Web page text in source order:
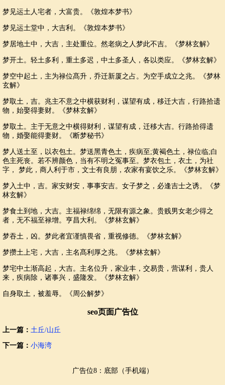
梦见运土人宅者，大富贵。《敦煌本梦书》
梦见运土堂中，大吉利。《敦煌本梦书》
梦居地土中，大吉，主处重位。然老病之人梦此不吉。《梦林玄解》
梦开土。轻土多利，重土多迟，中土多圣人，各以类应。《梦林玄解》
梦空中起土，主为禄位髙升，乔迁新厦之占。为空手成立之兆。《梦林
玄解》
梦取土，吉。兆主不意之中横获财利，谋望有成，移迁大吉，行路拾遗
物，始娶得妻财。《梦林玄解》
梦取土。主于无意之中横得财利，谋望有成，迁移大吉。行路拾得遗
物，婚娶能得妻财。《断梦秘书》
梦人送土至，以衣包土。梦送黑青色土，疾病至;黄褐色土，禄位临;白
色主死丧。若不辨颜色，当有不明之冤事至。梦衣包土，衣土，为社
字， 梦此，商人利于市，文士有良朋，农家有宴饮之乐。《梦林玄解》
梦入土中，吉。家安财安，事事安吉。女子梦之，必逢吉士之诱。《梦
林玄解》
梦食土到地，大吉。主福禄绵绵，无限有源之象。贵贱男女老少得之
者，无不福至禄增。亨昌大利。《梦林玄解》
梦吞土，凶。梦此者宜谨慎畏省，重视修德。《梦林玄解》
梦攒土上宅，大吉，主名髙利厚之兆。《梦林玄解》
梦宅中土渐高起，大吉。主名位升，家业丰，交易贵，营谋利，贵人
来，疾病除，诸事兴，盛隆发。《梦林玄解》
自身取土，被羞辱。《周公解梦》
seo页面广告位
上一篇： 土丘/山丘
下一篇： 小海湾
广告位8：底部（手机端）